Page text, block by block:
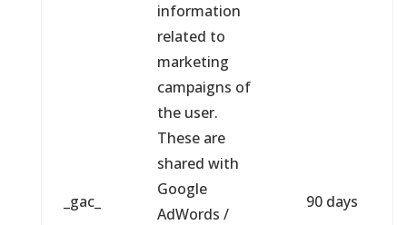
_gac_
information
related to
marketing
campaigns of
the user.
These are
shared with
Google
AdWords /
90 days